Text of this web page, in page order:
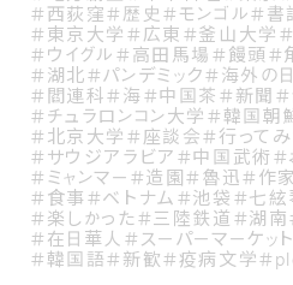
＃西荻窪＃歴史＃モンゴル＃書
＃東京大学＃広東＃釜山大学
＃ウイグル＃高田馬場＃饅頭＃
＃湖北＃パンデミック＃海外の
＃閻連科＃海＃中国茶＃新聞
＃チュラロンコン大学＃韓国朝
＃北京大学＃座談会＃行って
＃サウジアラビア＃中国武術
＃ミャンマー＃造園＃魯迅＃作
＃食事＃ベトナム ＃池袋＃七絃
＃楽しかった＃三陸鉄道＃湖南
＃在日華人 ＃スーパーマーケット
＃韓国語＃新歓＃疫病文学＃